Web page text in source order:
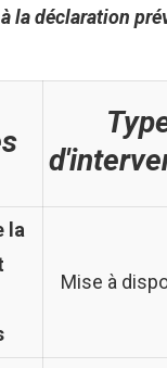
la déclaration
la
Mise à